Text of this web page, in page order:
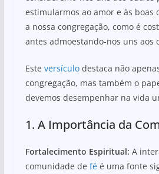
estimularmos ao amor e às boas
a nossa congregação, como é
antes admoestando-nos uns aos
Este versículodestaca não
congregação, mas também o
devemos desempenhar na vida
1. A Importância da
Fortalecimento Espiritual: A
comunidade de féé uma fonte